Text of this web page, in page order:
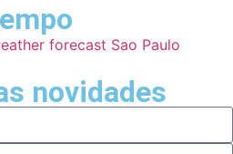
forecast Sao Paulo
novidades